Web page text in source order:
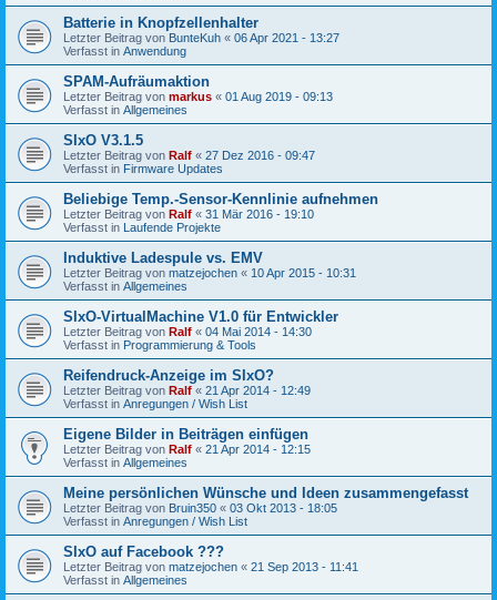
Batterie in Knopfzellenhalter
Letzter Beitrag von BunteKuh « 06 Apr 2021 - 13:27
Verfasst in Anwendung
SPAM-Aufräumaktion
Letzter Beitrag von markus « 01 Aug 2019 - 09:13
Verfasst in Allgemeines
SIxO V3.1.5
Letzter Beitrag von Ralf « 27 Dez 2016 - 09:47
Verfasst in Firmware Updates
Beliebige Temp.-Sensor-Kennlinie aufnehmen
Letzter Beitrag von Ralf « 31 Mär 2016 - 19:10
Verfasst in Laufende Projekte
Induktive Ladespule vs. EMV
Letzter Beitrag von matzejochen « 10 Apr 2015 - 10:31
Verfasst in Allgemeines
SIxO-VirtualMachine V1.0 für Entwickler
Letzter Beitrag von Ralf « 04 Mai 2014 - 14:30
Verfasst in Programmierung & Tools
Reifendruck-Anzeige im SIxO?
Letzter Beitrag von Ralf « 21 Apr 2014 - 12:49
Verfasst in Anregungen / Wish List
Eigene Bilder in Beiträgen einfügen
Letzter Beitrag von Ralf « 21 Apr 2014 - 12:15
Verfasst in Allgemeines
Meine persönlichen Wünsche und Ideen zusammengefasst
Letzter Beitrag von Bruin350 « 03 Okt 2013 - 18:05
Verfasst in Anregungen / Wish List
SIxO auf Facebook ???
Letzter Beitrag von matzejochen « 21 Sep 2013 - 11:41
Verfasst in Allgemeines